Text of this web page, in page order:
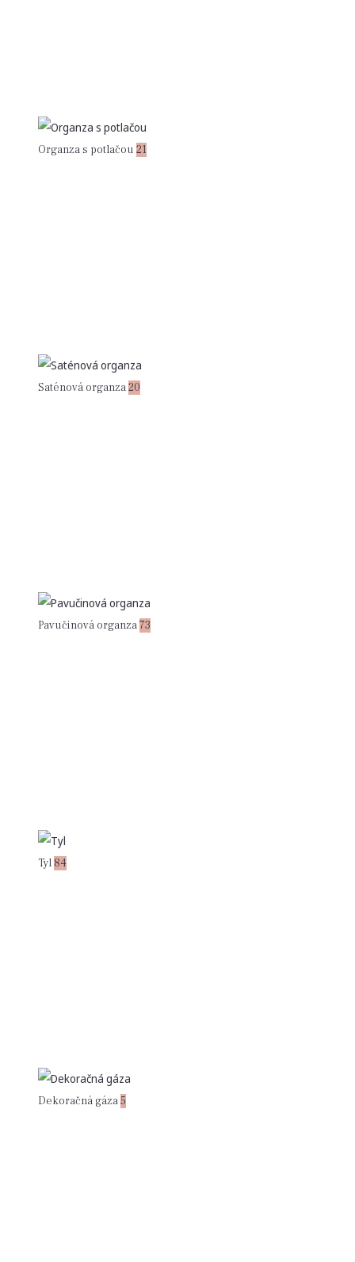
Organza s potlačou 21
Saténová organza20
Pavučinová organza73
Tyl 84
Dekoračná gáza5